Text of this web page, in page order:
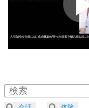
ポジ
ス
人
気楽
4 器
2.0倍速 （
2.5倍速 （285KB